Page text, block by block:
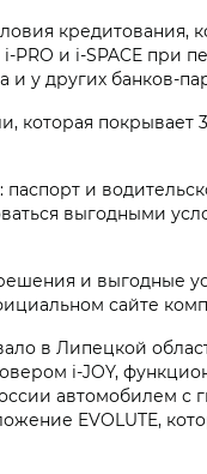
кредитования,
и i‑SPACE при
и у других банков-
покрывает
паспорт и
выгодными
и выгодные
сайте
в Липецкой
i‑JOY,
автомобилем с
EVOLUTE,